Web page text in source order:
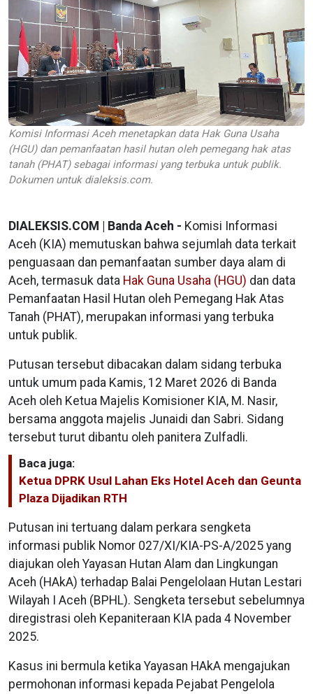
Komisi Informasi Aceh menetapkan data Hak Guna Usaha
(HGU) dan pemanfaatan hasil hutan oleh pemegang hak atas
tanah (PHAT) sebagai informasi yang terbuka untuk publik.
Dokumen untuk dialeksis.com.
DIALEKSIS.COM | Banda Aceh - Komisi Informasi
Aceh (KIA) memutuskan bahwa sejumlah data terkait
penguasaan dan pemanfaatan sumber daya alam di
Aceh, termasuk data Hak Guna Usaha (HGU) dan data
Pemanfaatan Hasil Hutan oleh Pemegang Hak Atas
Tanah (PHAT), merupakan informasi yang terbuka
untuk publik.
Putusan tersebut dibacakan dalam sidang terbuka
untuk umum pada Kamis, 12 Maret 2026 di Banda
Aceh oleh Ketua Majelis Komisioner KIA, M. Nasir,
bersama anggota majelis Junaidi dan Sabri. Sidang
tersebut turut dibantu oleh panitera Zulfadli.
Baca juga:
Ketua DPRK Usul Lahan Eks Hotel Aceh dan Geunta
Plaza Dijadikan RTH
Putusan ini tertuang dalam perkara sengketa
informasi publik Nomor 027/XI/KIA-PS-A/2025 yang
diajukan oleh Yayasan Hutan Alam dan Lingkungan
Aceh (HAkA) terhadap Balai Pengelolaan Hutan Lestari
Wilayah I Aceh (BPHL). Sengketa tersebut sebelumnya
diregistrasi oleh Kepaniteraan KIA pada 4 November
2025.
Kasus ini bermula ketika Yayasan HAkA mengajukan
permohonan informasi kepada Pejabat Pengelola